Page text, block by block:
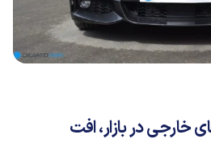
در بازار، افت